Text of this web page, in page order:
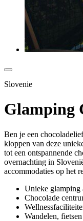
Slovenie
Glamping
Ben je een
kloppen van deze
tot een ontspannende
overnachting in
accommodaties op het
Unieke glamping
Chocolade
Wandelen,